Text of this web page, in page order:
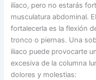
ilíaco, pero no estarás
musculatura abdominal.
fortalecerla es la flexión
tronco o piernas. Una
iliaco puede provocarte
excesiva de la columna
dolores y molestias: